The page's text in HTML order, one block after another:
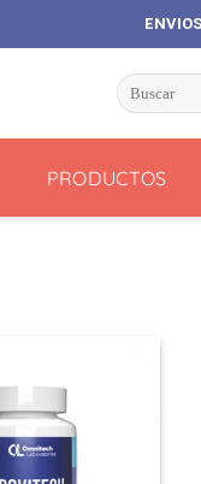
Buscar
por:
PRODUCTOS